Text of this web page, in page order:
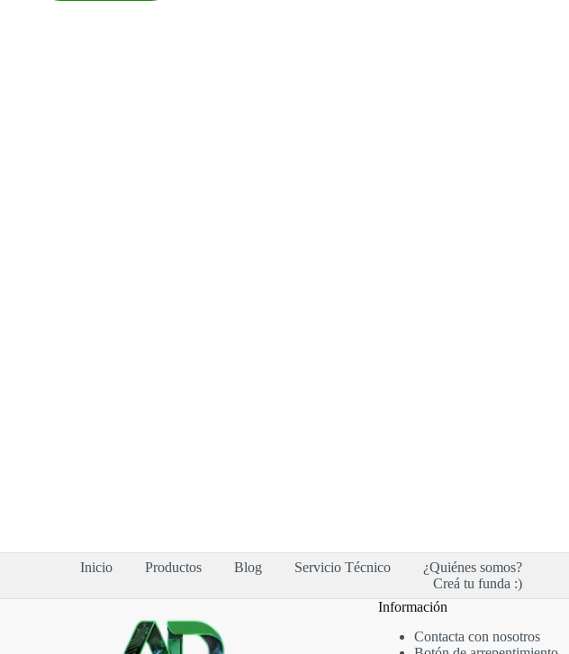
Inicio Productos Blog Servicio Técnico
¿Quiénes somos?
Creá tu funda :)
Información
Contacta con nosotros